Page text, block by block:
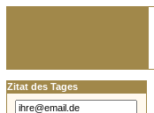
Zitat des Tages